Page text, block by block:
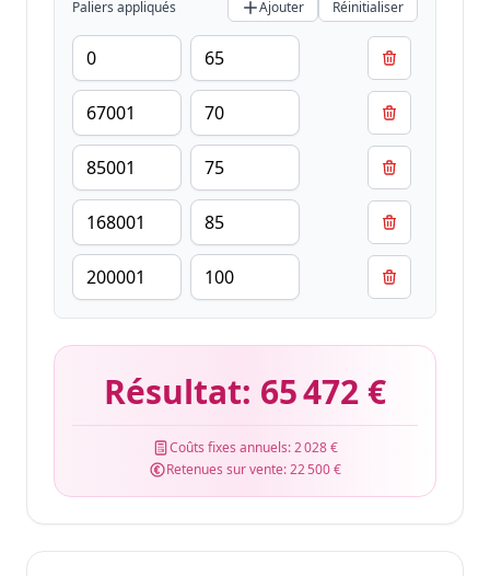
Paliers appliqués Ajouter Réinitialiser
Résultat: 65 472 €
Coûts fixes annuels:2 028 €
Retenues sur vente:22 500 €